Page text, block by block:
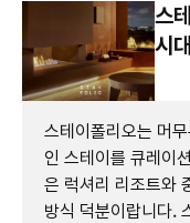
스
시
스테이폴리오는 머
인 스테이를 큐레이
은 럭셔리 리조트와
방식 덕분이랍니다.